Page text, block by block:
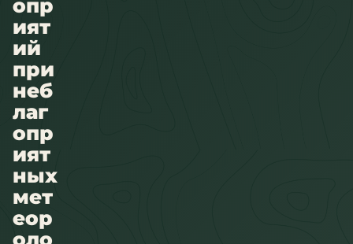
опр
ият
ий
при
неб
лаг
опр
ият
ных
мет
еор
оло